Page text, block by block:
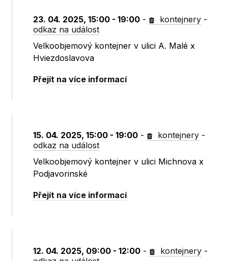
23. 04. 2025, 15:00 - 19:00 - kontejnery -
odkaz na událost
Velkoobjemový kontejner v ulici A. Malé x
Hviezdoslavova
Přejít na více informací
15. 04. 2025, 15:00 - 19:00 - kontejnery -
odkaz na událost
Velkoobjemový kontejner v ulici Michnova x
Podjavorinské
Přejít na více informací
12. 04. 2025, 09:00 - 12:00 - kontejnery -